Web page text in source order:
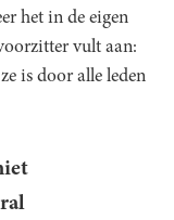
het in de eigen
vult aan:
is door alle leden